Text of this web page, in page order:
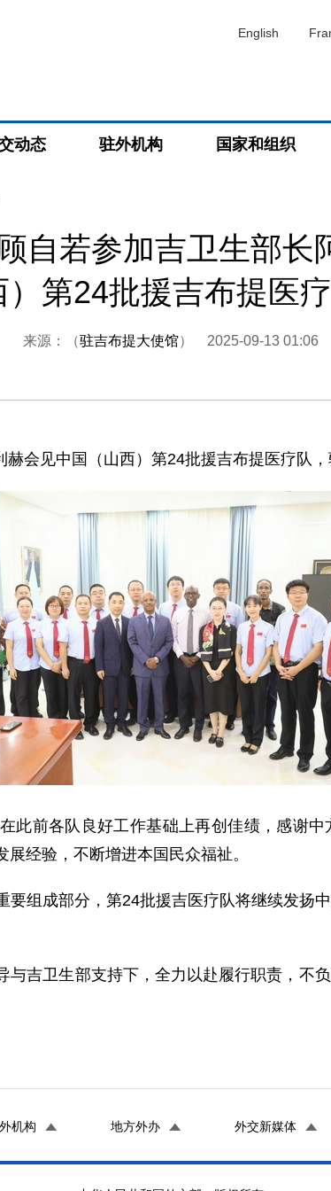
English
动态 驻外机构 国家和组织
自若参加吉卫生部长
）第24批援吉布提医
来源：（驻吉布提大使馆） 2025-09-13 01:06
会见中国（山西）第24批援吉布提医疗队
此前各队良好工作基础上再创佳绩，感谢
经验，不断增进本国民众福祉。
要组成部分，第24批援吉医疗队将继续发扬
与吉卫生部支持下，全力以赴履行职责，不
机构 地方外办 外交新媒体